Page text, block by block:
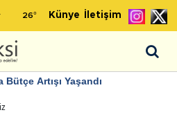
26° Künye İletişim
Bütçe Artışı Yaşandı